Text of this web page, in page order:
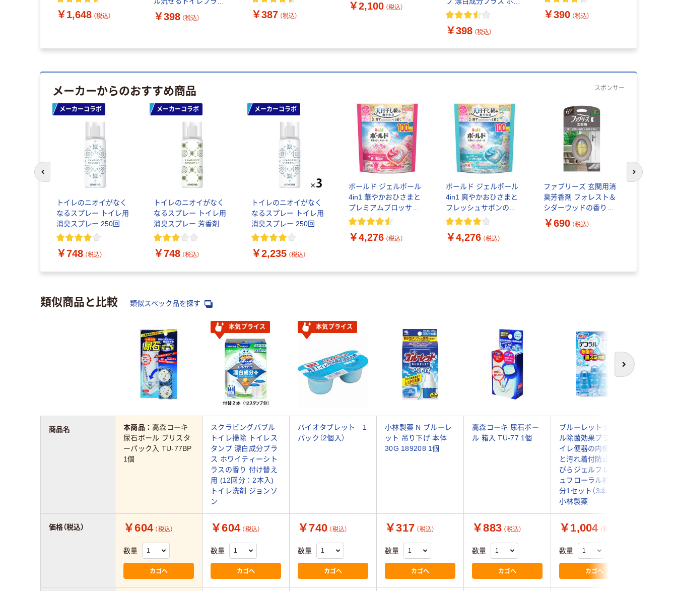
￥1,648 （税込）
除菌消臭プラスホワイ
トブロッサム本体
￥398 （税込） ￥387 （税込）
￥2,100 （税込）
イティーシトラスの香
トイレ洗剤 ジョンソン
￥398 （税込）
剤 ジョンソン
￥390 （税込）
メーカーからのおすすめ商品 スポンサー
メーカーコラボ
トイレのニオイがなく
なるスプレー トイレ用
消臭スプレー 250回分
無香性 52ml 1本 大日本
￥748 （税込）
メーカーコラボ
トイレのニオイがなく
なるスプレー トイレ用
消臭スプレー 芳香剤
250回分 シトラスの香
菊 限定
￥748 （税込）
メーカーコラボ
トイレのニオイがなく
なるスプレー トイレ用
消臭スプレー 250回分
無香性 52ml 1セット（1
定
￥2,235 （税込）
ボールド ジェルボール
4in1 華やかおひさまと
プレミアムブロッサム
の香り 詰め替え 超テラ
洗濯洗剤 P＆G
￥4,276 （税込）
ボールド ジェルボール
4in1 爽やかおひさまと
フレッシュサボンの香
り 詰め替え 超テラジャ
洗剤 P＆G
￥4,276 （税込）
ファブリーズ 玄関用消
臭芳香剤 フォレスト＆
シダーウッドの香り
7mL 本体 1個 P＆G
￥690 （税込）
前のスライドへ 次のスライド
類似商品と比較 類似スペック品を探す
次へ
本気プライス 本気プライス
本商品： 高森コーキ
尿石ボール ブリスタ
ーパック入 TU-77BP
1個
スクラビングバブル
トイレ掃除 トイレス
タンプ 漂白成分プラ
ス ホワイティーシト
ラスの香り 付け替え
用 (12回分：2本入)
トイレ洗剤 ジョンソ
ン
バイオタブレット 1
パック（2個入）
小林製薬 N ブルーレ
ット 吊り下げ 本体
30G 189208 1個
高森コーキ 尿石ボー
ル 箱入 TU-77 1個
ブルーレットデコラ
ル除菌効果プラスト
イレ便器の内側香り
と汚れ着付防止の花
びらジェルフレッシ
ュフローラル約21日
分1セット（3本×3個）
小林製薬
￥604 （税込）
数量
カゴへ
￥604 （税込）
数量
カゴへ
￥740 （税込）
数量
カゴへ
￥317 （税込）
数量
カゴへ
￥883 （税込）
数量
カゴへ
￥1,004 （税込）
数量
カゴへ
商品名
価格（税込）